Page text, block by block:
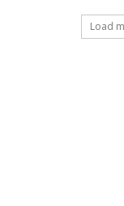
Load